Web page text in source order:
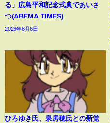
る」広島平和記念式典であいさ
つ(ABEMA TIMES)
2026年8月6日
ひろゆき氏、泉房穂氏との新党